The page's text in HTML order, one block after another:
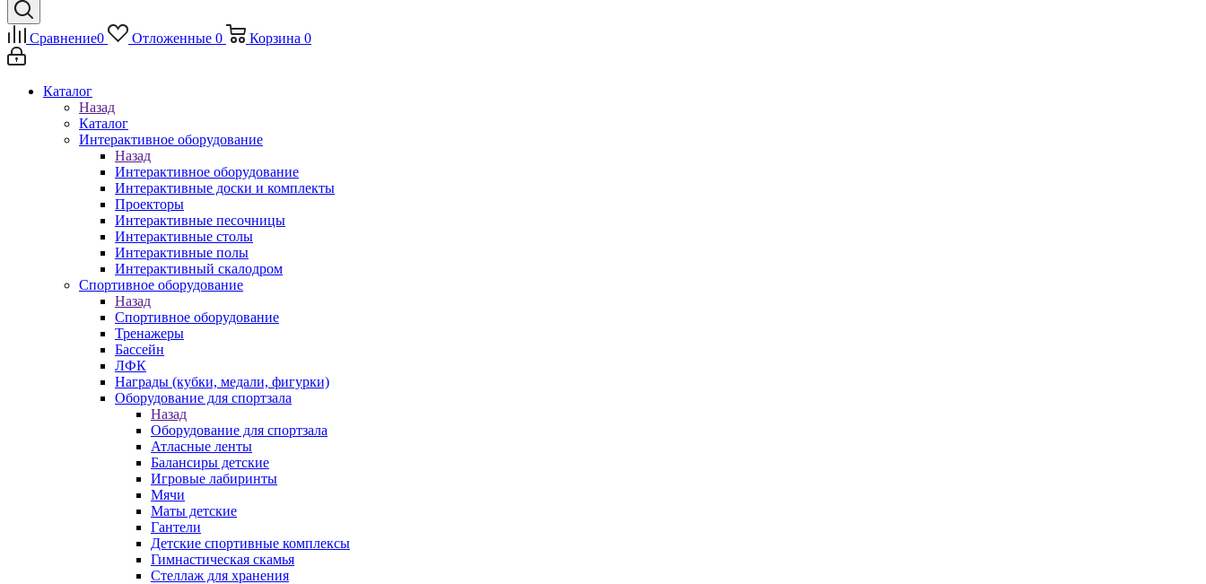
Сравнение0 Отложенные 0 Корзина 0
Каталог
Назад
Каталог
Интерактивное оборудование
Назад
Интерактивное оборудование
Интерактивные доски и комплекты
Проекторы
Интерактивные песочницы
Интерактивные столы
Интерактивные полы
Интерактивный скалодром
Спортивное оборудование
Назад
Спортивное оборудование
Тренажеры
Бассейн
ЛФК
Награды (кубки, медали, фигурки)
Оборудование для спортзала
Назад
Оборудование для спортзала
Атласные ленты
Балансиры детские
Игровые лабиринты
Мячи
Маты детские
Гантели
Детские спортивные комплексы
Гимнастическая скамья
Стеллаж для хранения